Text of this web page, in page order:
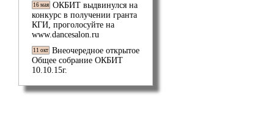
16 мая ОКБИТ выдвинулся на
конкурс в получении гранта
КГИ, проголосуйте на
www.dancesalon.ru
11 окт Внеочередное открытое
Общее собрание ОКБИТ
10.10.15г.